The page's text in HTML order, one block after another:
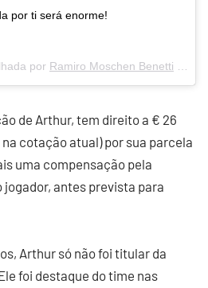
por ti será enorme!
por Ramiro Moschen Benetti
de Arthur, tem direito a € 26
na cotação atual) por sua parcela
uma compensação pela
antes prevista para
Arthur só não foi titular da
foi destaque do time nas